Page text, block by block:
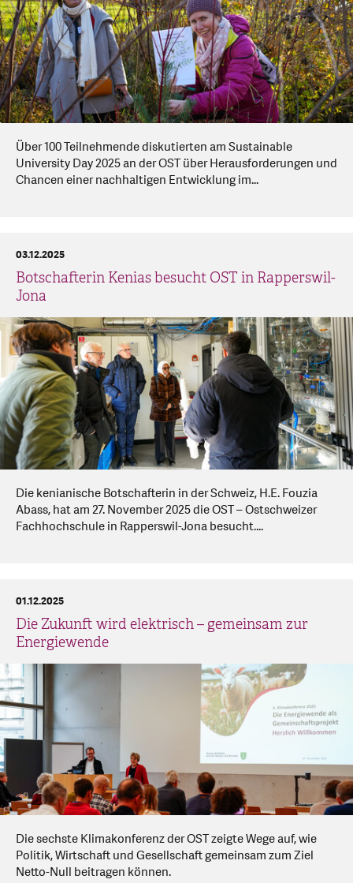
Über 100 Teilnehmende diskutierten am Sustainable
University Day 2025 an der OST über Herausforderungen und
Chancen einer nachhaltigen Entwicklung im...
Botschafterin Kenias besucht OST in Rapperswil-
Jona
03.12.2025
Die kenianische Botschafterin in der Schweiz, H.E. Fouzia
Abass, hat am 27. November 2025 die OST – Ostschweizer
Fachhochschule in Rapperswil-Jona besucht....
Die Zukunft wird elektrisch – gemeinsam zur
Energiewende
01.12.2025
Die sechste Klimakonferenz der OST zeigte Wege auf, wie
Politik, Wirtschaft und Gesellschaft gemeinsam zum Ziel
Netto-Null beitragen können.